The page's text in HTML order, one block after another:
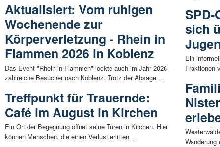
Aktualisiert: Vom ruhigen
Wochenende zur
Körperverletzung - Rhein in
Flammen 2026 in Koblenz
Das Event "Rhein in Flammen" lockte auch im Jahr 2026
zahlreiche Besucher nach Koblenz. Trotz der Absage ...
Treffpunkt für Trauernde:
Café im August in Kirchen
Ein Ort der Begegnung öffnet seine Türen in Kirchen. Hier
können Menschen, die einen Verlust erlitten ...
sich
Ein
Fraktionen